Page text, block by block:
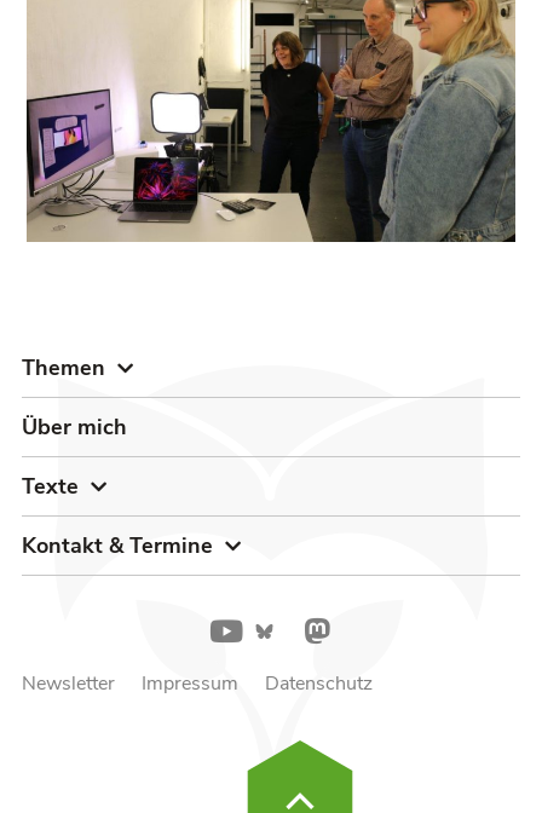
Themen
Über mich
Texte
Kontakt & Termine
Newsletter Impressum Datenschutz